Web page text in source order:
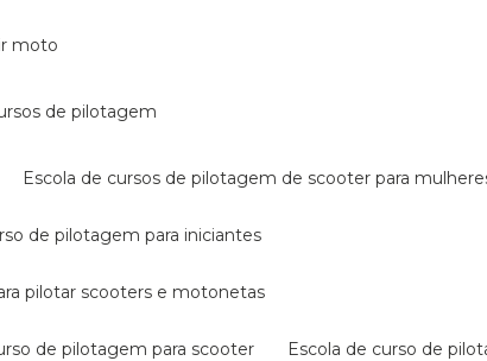
moto
de pilotagem
escola de cursos de pilotagem de scooter para
de pilotagem para iniciantes
pilotar scooters e motonetas
de pilotagem para scooter escola de curso de